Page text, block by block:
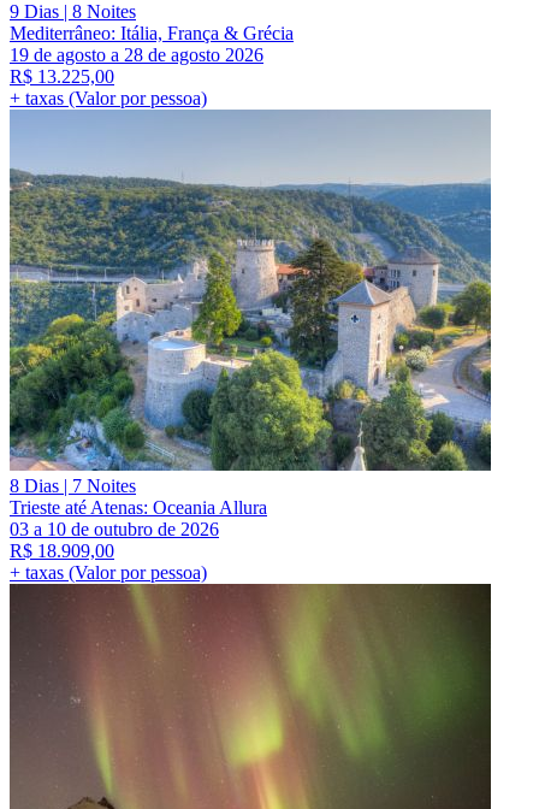
9 Dias | 8 Noites
Mediterrâneo: Itália, França & Grécia
19 de agosto a 28 de agosto 2026
R$ 13.225,00
+ taxas (Valor por pessoa)
8 Dias | 7 Noites
Trieste até Atenas: Oceania Allura
03 a 10 de outubro de 2026
R$ 18.909,00
+ taxas (Valor por pessoa)